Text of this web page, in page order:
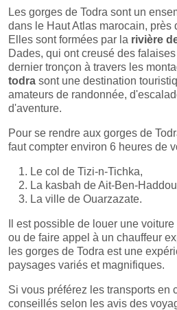
Les gorges de Todra sont un
dans le Haut Atlas marocain, près
Elles sont formées par la rivière
Dades, qui ont creusé des
dernier tronçon à travers les
todra sont une destination
amateurs de randonnée,
d'aventure.
Pour se rendre aux gorges de
faut compter environ 6 heures de
Le col de Tizi-n-Tichka,
La kasbah de Ait-Ben-
La ville de Ouarzazate.
Il est possible de louer une
ou de faire appel à un chauffeur
les gorges de Todra est une
paysages variés et magnifiques.
Si vous préférez les transports en
conseillés selon les avis des